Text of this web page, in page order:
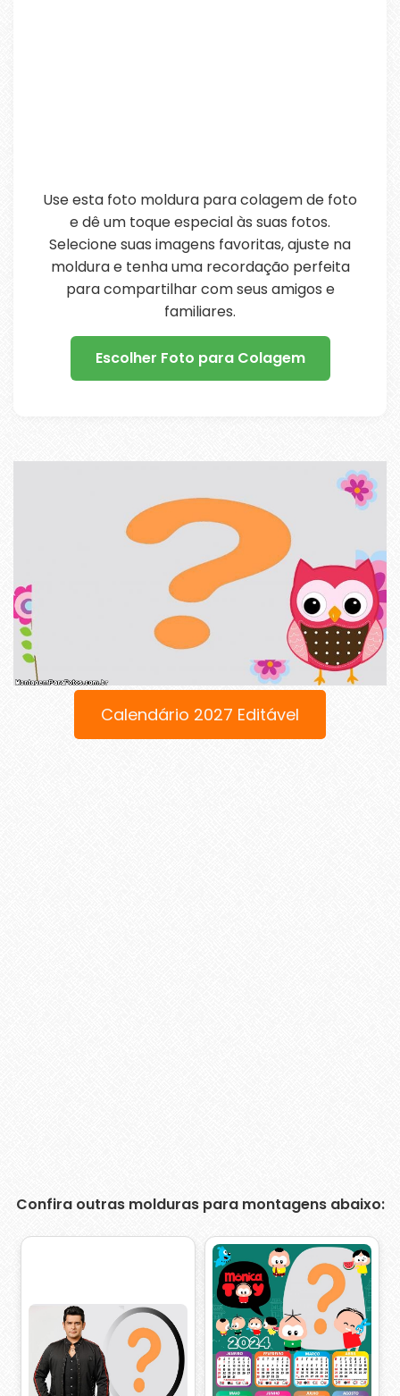
Use esta foto moldura para colagem de foto
e dê um toque especial às suas fotos.
Selecione suas imagens favoritas, ajuste na
moldura e tenha uma recordação perfeita
para compartilhar com seus amigos e
familiares.
Escolher Foto para Colagem
Calendário 2027 Editável
Confira outras molduras para montagens abaixo: